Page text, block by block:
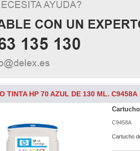
TINTA HP 70 AZUL DE 130 ML. C9458A
C9458A
Cartucho